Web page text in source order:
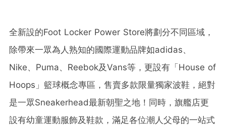
全新設的Foot Locker Power Store將劃分不同區域，
除帶來一眾為人熟知的國際運動品牌如adidas、
Nike、Puma、Reebok及Vans等，更設有「House of
Hoops」籃球概念專區，售賣多款限量獨家波鞋，絕對
是一眾Sneakerhead最新朝聖之地！同時，旗艦店更
設有幼童運動服飾及鞋款，滿足各位潮人父母的一站式